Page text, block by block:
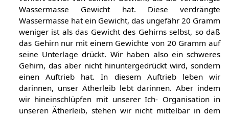
Wassermasse Gewicht hat. Diese verdrängte
Wassermasse hat ein Gewicht, das ungefähr 20 Gramm
weniger ist als das Gewicht des Gehirns selbst, so daß
das Gehirn nur mit einem Gewichte von 20 Gramm auf
seine Unterlage drückt. Wir haben also ein schweres
Gehirn, das aber nicht hinuntergedrückt wird, sondern
einen Auftrieb hat. In diesem Auftrieb leben wir
darinnen, unser Ätherleib lebt darinnen. Aber indem
wir hineinschlüpfen mit unserer Ich- Organisation in
unseren Ätherleib, stehen wir nicht mittelbar in dem